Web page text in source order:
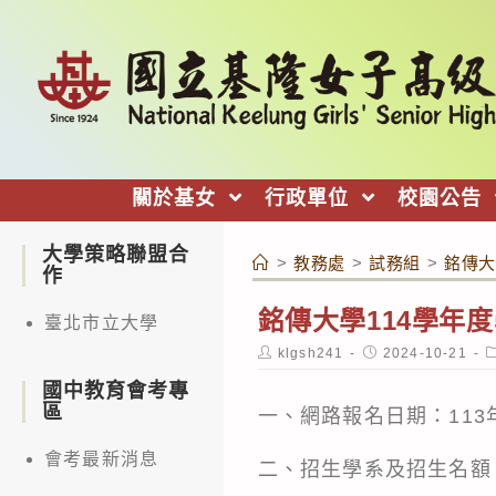
關於基女 行政單位 校園公告
> 教務處 > 試務組 > 銘傳
銘傳大學114學年
Post
author:
klgsh241
Post
published:
2024-10-21
一、網路報名日期：
二、招生學系及招生名
大學策略聯盟合
作
臺北市立大學
國中教育會考專
區
會考最新消息